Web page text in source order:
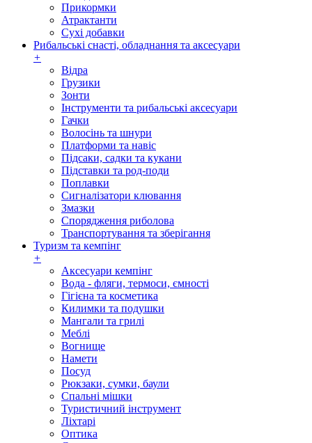
Прикормки
Атрактанти
Сухі добавки
Рибальські снасті, обладнання та аксесуари
+
Відра
Грузики
Зонти
Інструменти та рибальські аксесуари
Гачки
Волосінь та шнури
Платформи та навіс
Підсаки, садки та кукани
Підставки та род-поди
Поплавки
Сигналізатори клювання
Змазки
Спорядження риболова
Транспортування та зберігання
Туризм та кемпінг
+
Аксесуари кемпінг
Вода - фляги, термоси, ємності
Гігієна та косметика
Килимки та подушки
Мангали та грилі
Меблі
Вогнище
Намети
Посуд
Рюкзаки, сумки, баули
Спальні мішки
Туристичний інструмент
Ліхтарі
Оптика